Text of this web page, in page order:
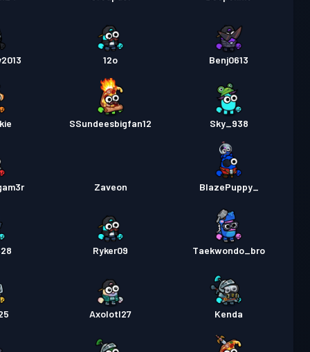
12o Benj0613
SSundeesbigfan12 Sky_938
Zaveon BlazePuppy_
Ryker09 Taekwondo_bro
Axolotl27 Kenda